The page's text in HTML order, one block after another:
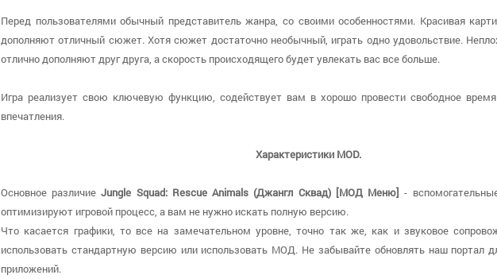
Перед пользователями обычный представитель жанра, со своими особенностями. Красивая
дополняют отличный сюжет. Хотя сюжет достаточно необычный, играть одно удовольствие.
отлично дополняют друг друга, а скорость происходящего будет увлекать вас все больше.
Игра реализует свою ключевую функцию, содействует вам в хорошо провести свободное
впечатления.
Характеристики MOD.
Основное различиеJungle Squad: Rescue Animals (Джангл Сквад) [МОД Меню] -
оптимизируют игровой процесс, а вам не нужно искать полную версию.
Что касается графики, то все на замечательном уровне, точно так же, как и звуковое
использовать стандартную версию или использовать МОД. Не забывайте обновлять наш портал
приложений.